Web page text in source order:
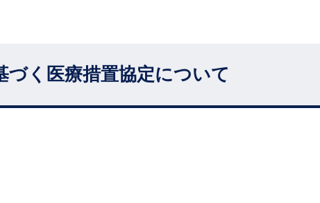
づく医療措置協定について